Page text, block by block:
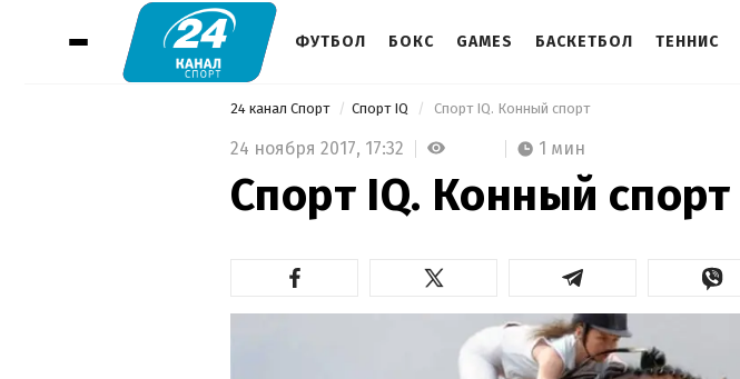
ФУТБОЛ БОКС GAMES БАСКЕТБОЛ ТЕННИС
24 канал Спорт Спорт IQ Спорт IQ. Конный спорт
24 ноября 2017, 17:32 1 мин
Спорт IQ. Конный спорт